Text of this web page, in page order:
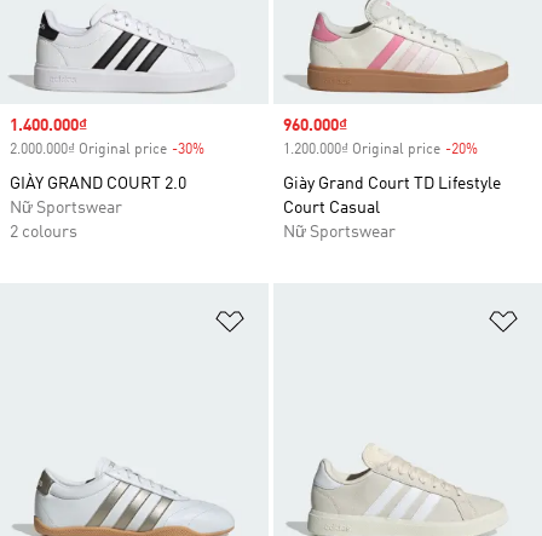
Sale price
1.400.000₫
2.000.000₫ Original price -30%
GIÀY GRAND COURT 2.0
Nữ Sportswear
2 colours
Sale price
960.000₫
1.200.000₫ Original price -20%
Giày Grand Court TD Lifestyle
Court Casual
Nữ Sportswear